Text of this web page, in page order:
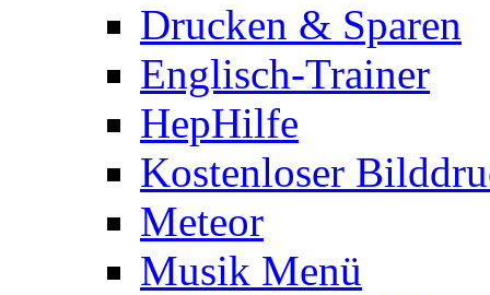
Drucken & Sparen
Englisch-Trainer
HepHilfe
Kostenloser
Meteor
Musik Menü